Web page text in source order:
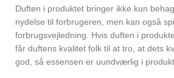
Duften i produktet bringer ikke kun
nydelse til forbrugeren, men kan også
forbrugsvejledning. Hvis duften i
får duftens kvalitet folk til at tro, at dets
god, så essensen er uundværlig i